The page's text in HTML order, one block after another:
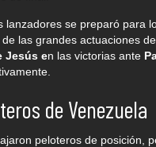
lanzadores se preparó para
las grandes actuaciones de
Jesús en las victorias ante
de Venezuela
peloteros de posición,